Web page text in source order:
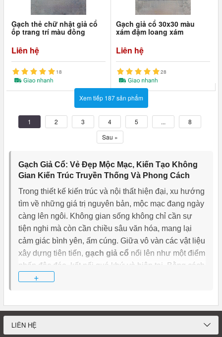
Gạch thẻ chữ nhật giả cổ
ốp trang trí màu đồng
Liên hệ
18
Gạch giả cổ 30x30 màu
xám đậm loang xám
Liên hệ
28
Xem tiếp 187 sản phẩm
1 2 3 4 5 ...
8
Sau »
Gạch Giả Cổ: Vẻ Đẹp Mộc Mạc, Kiến Tạo Không
Gian Kiến Trúc Truyền Thống Và Phong Cách
Trong thiết kế kiến trúc và nội thất hiện đại, xu hướng
tìm về những giá trị nguyên bản, mộc mạc đang ngày
càng lên ngôi. Không gian sống không chỉ cần sự
tiện nghi mà còn cần chiều sâu văn hóa, mang lại
cảm giác bình yên, ấm cúng. Giữa vô vàn các vật liệu
xây dựng tiên tiến, gạch giả cổ nổi lên như một điểm
nhấn độc đáo, kết nối quá khứ và hiện tại. Bằng cách
tái hiện lại vẻ đẹp thô mộc, nhuốm màu thời gian của
trúc đậm chất truyền thống nhưng không kém phần
phong cách, tối giản. Bài viết này
+
LIÊN HỆ